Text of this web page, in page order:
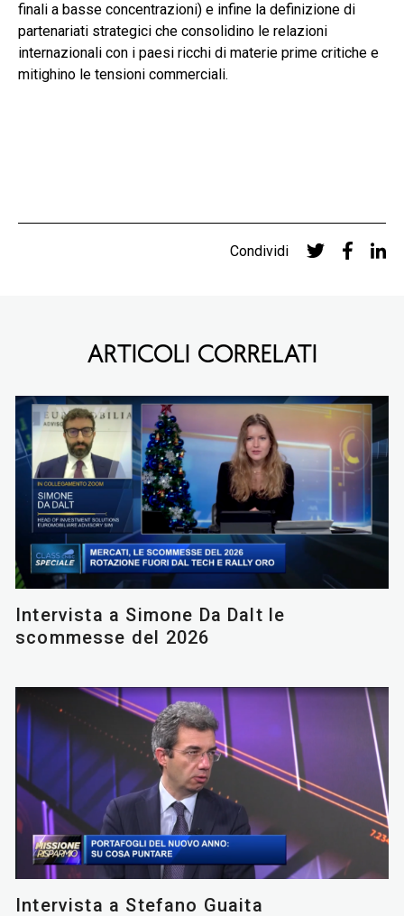
finali a basse concentrazioni) e infine la definizione di
partenariati strategici che consolidino le relazioni
internazionali con i paesi ricchi di materie prime critiche e
mitighino le tensioni commerciali.
Condividi
ARTICOLI CORRELATI
Intervista a Simone Da Dalt le
scommesse del 2026
Intervista a Stefano Guaita